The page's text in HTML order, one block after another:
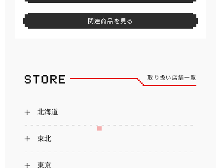
関連商品を見る
取り扱い店舗一覧
北海道
東北
東京